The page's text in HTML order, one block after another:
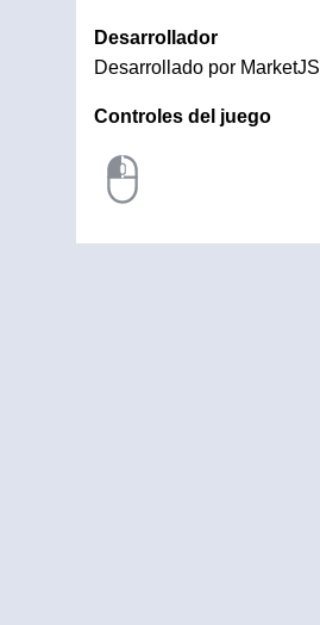
Desarrollador
Desarrollado por MarketJS
Controles del juego